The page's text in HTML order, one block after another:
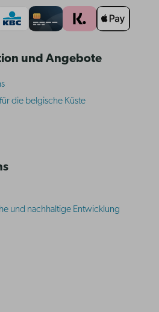
und Angebote
die belgische Küste
und nachhaltige Entwicklung